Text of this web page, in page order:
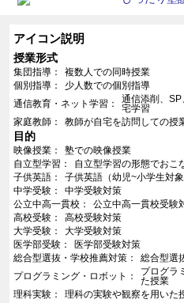
アイコン説明
授業形式
集団指導
複数人での同時授業
個別指導
少人数での個別指導
通信教育・ネット学習
通信添削、
宅学習
家庭教師
教師が自宅を訪問しての授
目的
映像授業
塾での映像授業
自立型学習
自立型学習の形態でおこ
子供英語
子供英語（幼児~小学生対象
中学受験
中学受験対策
公立中高一貫校
公立中高一貫校受験
高校受験
高校受験対策
大学受験
大学受験対策
医学部受験
医学部受験対策
総合型選抜・学校推薦対策
総合型選
プログラミング・ロボット
プログラ
た授業
理科実験
理科の実験や観察を用いた